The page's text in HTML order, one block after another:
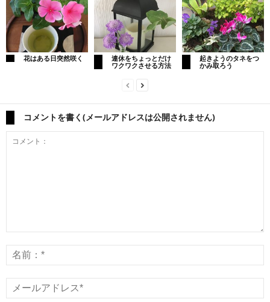
花はある日突然咲く
連休をちょっとだけ
ワクワクさせる方法
起きようのタネをつ
かみ取ろう
コメントを書く(メールアドレスは公開されません)